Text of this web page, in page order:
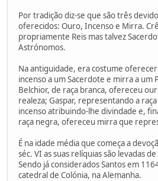
Por tradição diz-se que são três
oferecidos: Ouro, Incenso e Mirra.
propriamente Reis mas talvez
Astrónomos.
Na antiguidade, era costume
incenso a um Sacerdote e mirra a um
Belchior, de raça branca, ofereceu
realeza; Gaspar, representando a
incenso atribuindo-lhe divindade e,
raça negra, ofereceu mirra que
É na idade média que começa a
séc. VI as suas relíquias são levadas
Sendo já considerados Santos em
catedral de Colónia, na Alemanha.